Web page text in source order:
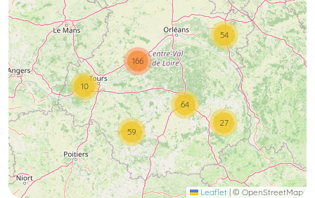
27
10
59
64
54
166
Leaflet | © OpenStreetMap